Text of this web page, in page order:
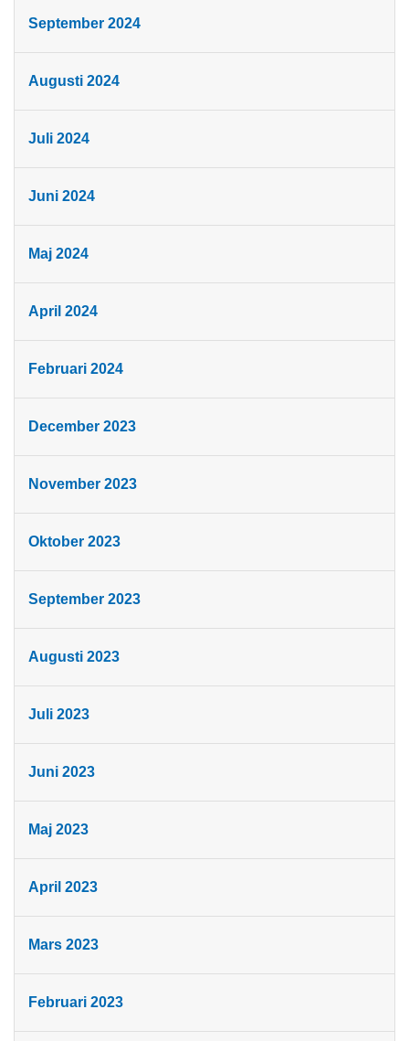
September 2024
Augusti 2024
Juli 2024
Juni 2024
Maj 2024
April 2024
Februari 2024
December 2023
November 2023
Oktober 2023
September 2023
Augusti 2023
Juli 2023
Juni 2023
Maj 2023
April 2023
Mars 2023
Februari 2023